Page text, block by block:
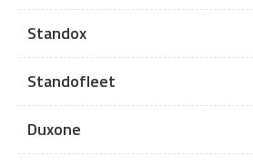
Standox
Standofleet
Duxone